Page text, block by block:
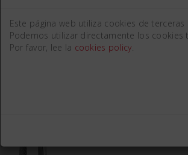
Este página web utiliza cookies de
Podemos utilizar directamente los
Por favor, lee la cookies policy.